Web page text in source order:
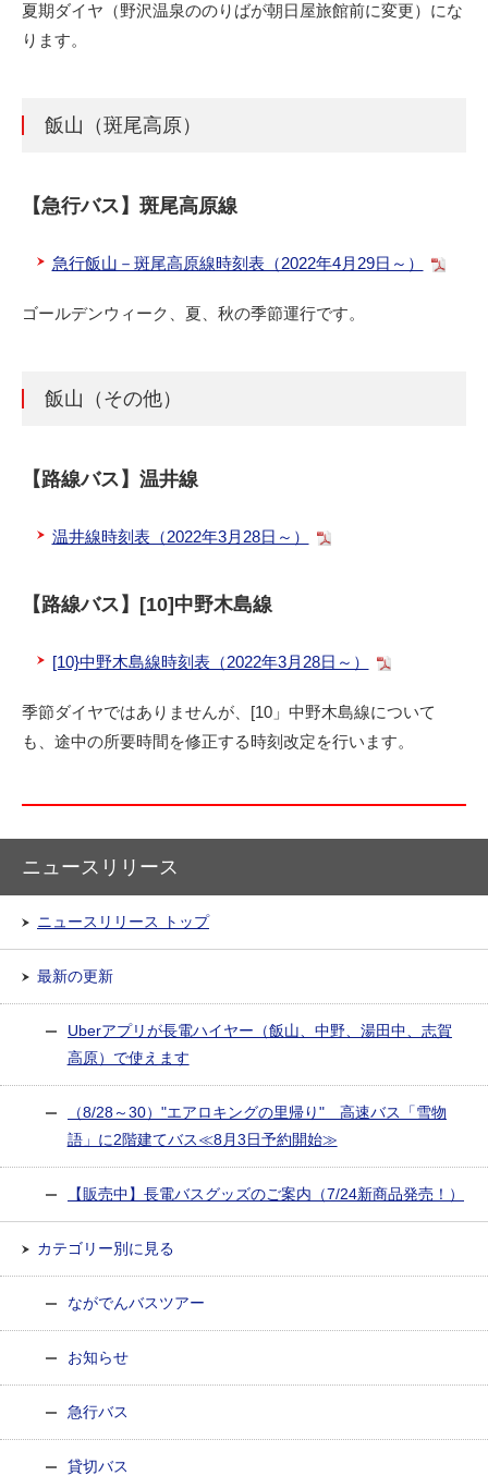
夏期ダイヤ（野沢温泉ののりばが朝日屋旅館前に変更）にな
ります。
飯山（斑尾高原）
【急行バス】斑尾高原線
急行飯山－斑尾高原線時刻表（2022年4月29日～）
ゴールデンウィーク、夏、秋の季節運行です。
飯山（その他）
【路線バス】温井線
温井線時刻表（2022年3月28日～）
【路線バス】[10]中野木島線
[10}中野木島線時刻表（2022年3月28日～）
季節ダイヤではありませんが、[10」中野木島線について
も、途中の所要時間を修正する時刻改定を行います。
ニュースリリース
ニュースリリース トップ
最新の更新
Uberアプリが長電ハイヤー（飯山、中野、湯田中、志賀
高原）で使えます
（8/28～30）"エアロキングの里帰り" 高速バス「雪物
語」に2階建てバス≪8月3日予約開始≫
【販売中】長電バスグッズのご案内（7/24新商品発売！）
カテゴリー別に見る
ながでんバスツアー
お知らせ
急行バス
貸切バス